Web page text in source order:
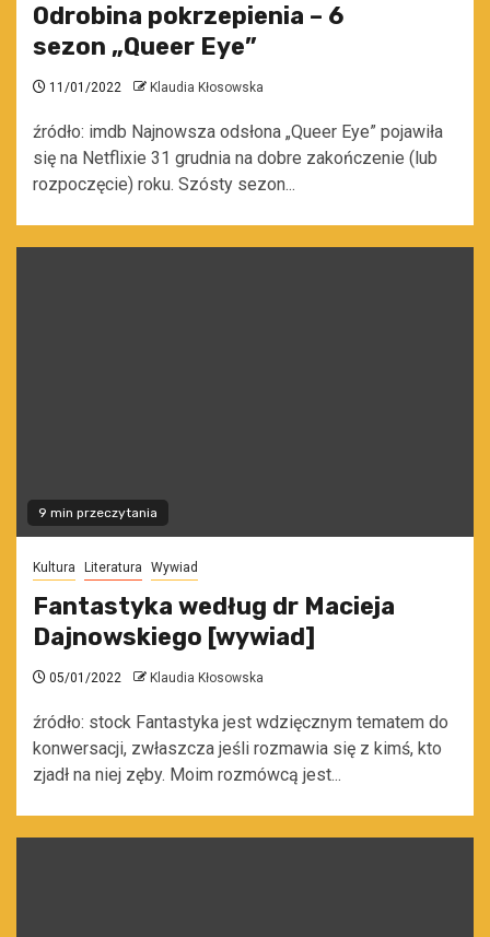
Odrobina pokrzepienia – 6
sezon „Queer Eye”
11/01/2022 Klaudia Kłosowska
źródło: imdb Najnowsza odsłona „Queer Eye” pojawiła
się na Netflixie 31 grudnia na dobre zakończenie (lub
rozpoczęcie) roku. Szósty sezon...
9 min przeczytania
Kultura Literatura Wywiad
Fantastyka według dr Macieja
Dajnowskiego [wywiad]
05/01/2022 Klaudia Kłosowska
źródło: stock Fantastyka jest wdzięcznym tematem do
konwersacji, zwłaszcza jeśli rozmawia się z kimś, kto
zjadł na niej zęby. Moim rozmówcą jest...